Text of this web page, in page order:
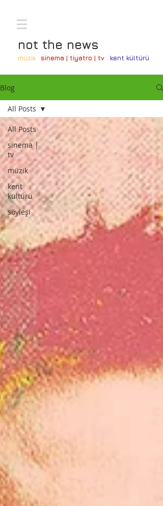
not the news
müzik sinema | tiyatro | tv kent kültürü
Blog
All Posts
sinema |
tv
müzik
kent
kültürü
söyleşi
All Posts